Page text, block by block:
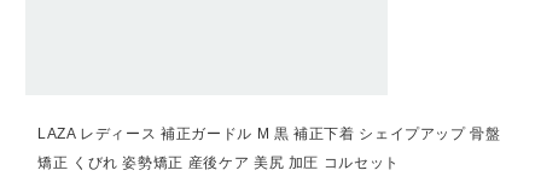
LAZA レディース 補正ガードル M 黒 補正下着 シェイプアップ 骨盤
矯正 くびれ 姿勢矯正 産後ケア 美尻 加圧 コルセット